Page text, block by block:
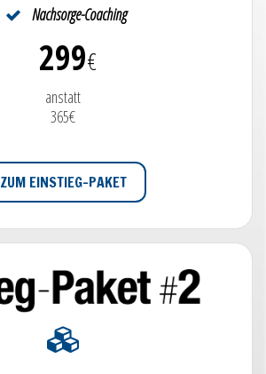
Nachsorge-Coaching
299€
anstatt
365€
ZUM EINSTIEG-PAKET